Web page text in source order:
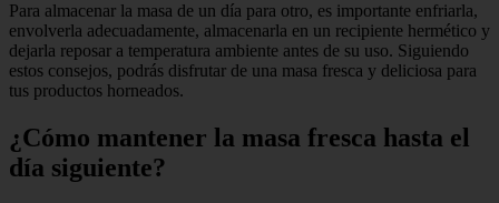
Para almacenar la masa de un día para otro, es importante enfriarla,
envolverla adecuadamente, almacenarla en un recipiente hermético y
dejarla reposar a temperatura ambiente antes de su uso. Siguiendo
estos consejos, podrás disfrutar de una masa fresca y deliciosa para
tus productos horneados.
¿Cómo mantener la masa fresca hasta el
día siguiente?